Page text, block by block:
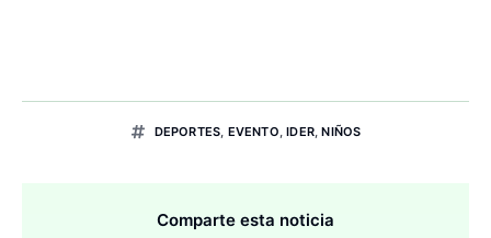
DEPORTES, EVENTO,IDER,NIÑOS
Comparte esta noticia